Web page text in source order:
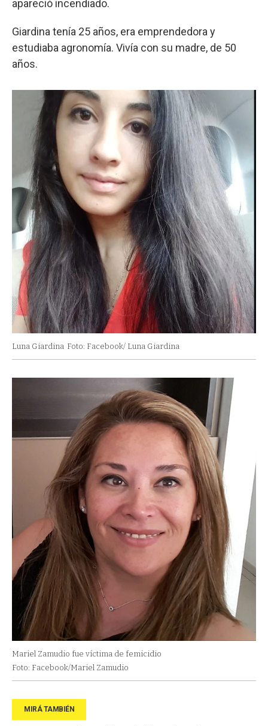
apareció incendiado.
Giardina tenía 25 años, era emprendedora y
estudiaba agronomía. Vivía con su madre, de 50
años.
Luna Giardina Foto: Facebook/ Luna Giardina
Mariel Zamudio fue víctima de femicidio
Foto: Facebook/Mariel Zamudio